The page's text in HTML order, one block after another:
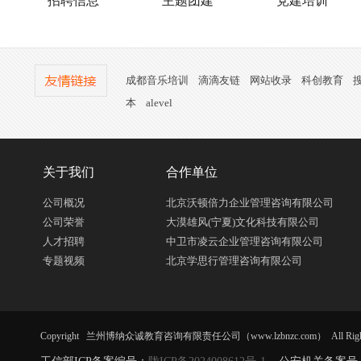
成都音乐培训 滴滴友链 网站收录 科创教育
本
alevel
关于我们 合作单位
公司概况
公司荣誉
人才招聘
专题视频
北京沃顿倍力企业管理咨询有限公司
大漠雄风(宁夏)文化科技有限公司
中卫市凌云企业管理咨询有限公司
北京学思行管理咨询有限公司
Copyright 兰州博纳众诚教育咨询有限责任公司（www.lzbnzc.com） All